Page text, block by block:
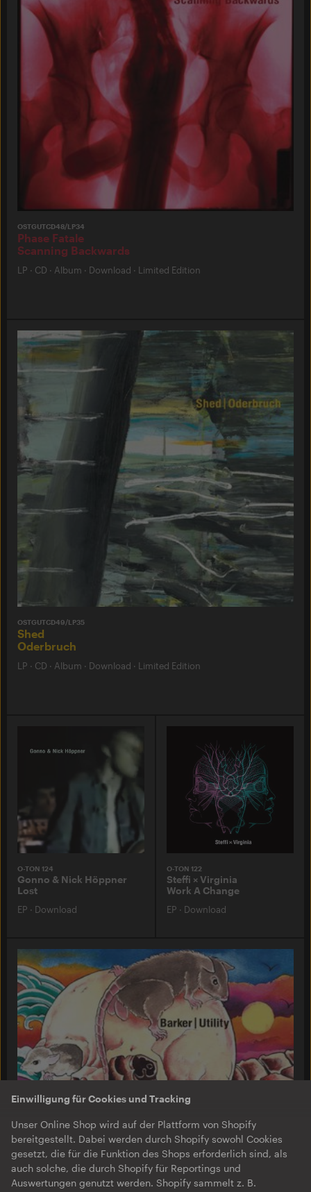
Einwilligung für Cookies und Tracking
Unser Online Shop wird auf der Plattform von Shopify
bereitgestellt. Dabei werden durch Shopify sowohl Cookies
gesetzt, die für die Funktion des Shops erforderlich sind, als
auch solche, die durch Shopify für Reportings und
Auswertungen genutzt werden. Shopify sammelt z. B.
OSTGUTCD48/LP34
Phase Fatale
Scanning Backwards
LP · CD · Album · Download · Limited Edition
OSTGUTCD49/LP35
Shed
Oderbruch
LP · CD · Album · Download · Limited Edition
O-TON 124
Gonno & Nick Höppner
Lost
EP · Download
O-TON 122
Steffi × Virginia
Work A Change
EP · Download